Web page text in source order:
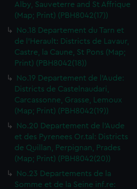
Alby, Sauveterre and St Affrique
(Map; Print) (PBH8042(17))
No.18 Departement du Tarn et
de l'Herault: Districts de Lavaur,
Castre, la Caune, St Pons (Map;
Print) (PBH8042(18))
No.19 Departement de l'Aude:
Districts de Castelnaudari,
Carcassonne, Grasse, Lemoux
(Map; Print) (PBH8042(19))
No.20 Departement de l'Aude
et des Pyrenees Or.tal: Districts
de Quillan, Perpignan, Prades
(Map; Print) (PBH8042(20))
No.23 Departements de la
Somme et de la Seine inf.re: